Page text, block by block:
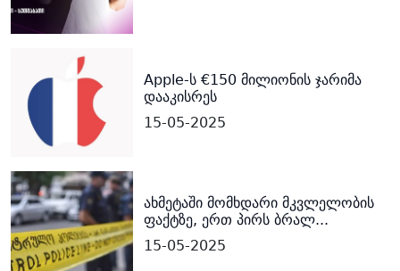
Apple-ს €150 მილიონის ჯარიმა
დააკისრეს
15-05-2025
ახმეტაში მომხდარი მკვლელობის
ფაქტზე, ერთ პირს ბრალ...
15-05-2025